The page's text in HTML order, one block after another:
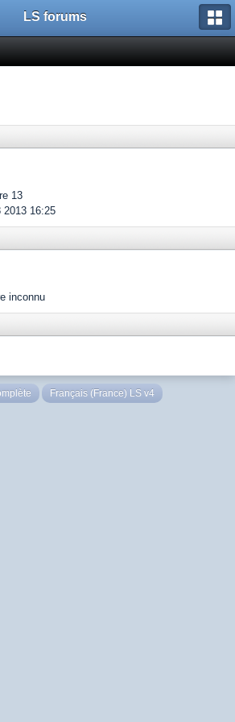
LS forums
13
2013 16:25
inconnu
Français (France) LS v4